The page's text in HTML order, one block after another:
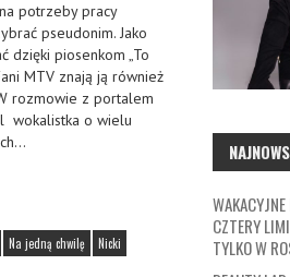
potrzeby pracy
pseudonim. Jako
dzięki piosenkom „To
MTV znają ją również
rozmowie z portalem
wokalistka o wielu
Na jedną chwilę
Nicki
CZTERY
TYLKO W